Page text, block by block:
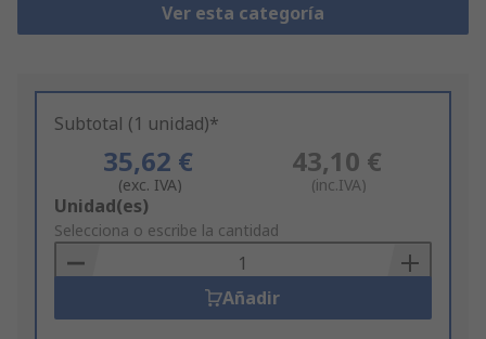
Ver esta categoría
Subtotal (1 unidad)*
35,62 €
(exc. IVA)
43,10 €
(inc.IVA)
Add
to
Basket
Unidad(es)
Selecciona o escribe la cantidad
Añadir